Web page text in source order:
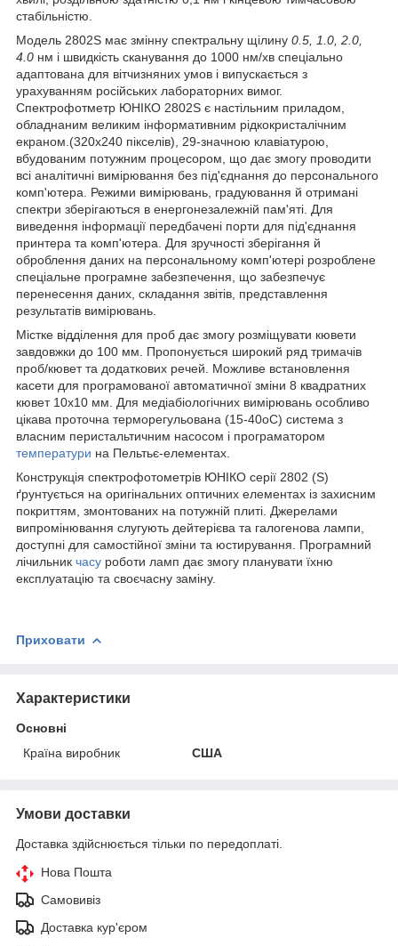
стабільністю.
Модель 2802S має змінну спектральну щілину 0.5, 1.0, 2.0,
4.0 нм і швидкість сканування до 1000 нм/хв спеціально
адаптована для вітчизняних умов і випускається з
урахуванням російських лабораторних вимог.
Спектрофотметр ЮНІКО 2802S є настільним приладом,
обладнаним великим інформативним рідкокристалічним
екраном.(320х240 пікселів), 29-значною клавіатурою,
вбудованим потужним процесором, що дає змогу проводити
всі аналітичні вимірювання без під'єднання до персонального
комп'ютера. Режими вимірювань, градуювання й отримані
спектри зберігаються в енергонезалежній пам'яті. Для
виведення інформації передбачені порти для під'єднання
принтера та комп'ютера. Для зручності зберігання й
оброблення даних на персональному комп'ютері розроблене
спеціальне програмне забезпечення, що забезпечує
перенесення даних, складання звітів, представлення
результатів вимірювань.
Містке відділення для проб дає змогу розміщувати кювети
завдовжки до 100 мм. Пропонується широкий ряд тримачів
проб/кювет та додаткових речей. Можливе встановлення
касети для програмованої автоматичної зміни 8 квадратних
кювет 10х10 мм. Для медіабіологічних вимірювань особливо
цікава проточна терморегульована (15-40оС) система з
власним перистальтичним насосом і програматором
температури на Пельтьє-елементах.
Конструкція спектрофотометрів ЮНІКО серії 2802 (S)
ґрунтується на оригінальних оптичних елементах із захисним
покриттям, змонтованих на потужній плиті. Джерелами
випромінювання слугують дейтерієва та галогенова лампи,
доступні для самостійної зміни та юстирування. Програмний
лічильник часу роботи ламп дає змогу планувати їхню
експлуатацію та своєчасну заміну.
Приховати
Характеристики
Основні
Країна виробник
США
Умови доставки
Доставка здійснюється тільки по передоплаті.
Нова Пошта
Самовивіз
Доставка кур'єром